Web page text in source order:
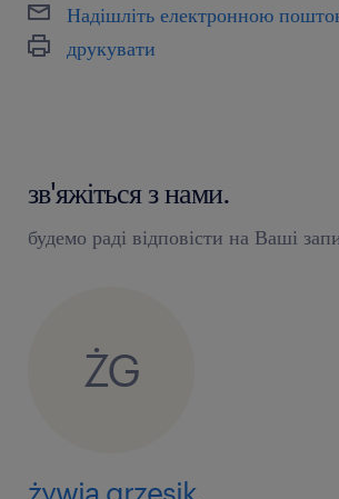
Надішліть електронною
друкувати
зв'яжіться з нами.
будемо раді відповісти на Ваші
ŻG
żywia grzesik